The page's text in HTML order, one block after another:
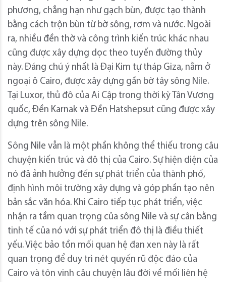
phương, chẳng hạn như gạch bùn, được tạo thành
bằng cách trộn bùn từ bờ sông, rơm và nước. Ngoài
ra, nhiều đền thờ và công trình kiến ​​trúc khác nhau
cũng được xây dựng dọc theo tuyến đường thủy
này. Đáng chú ý nhất là Đại Kim tự tháp Giza, nằm ở
ngoại ô Cairo, được xây dựng gần bờ tây sông Nile.
Tại Luxor, thủ đô của Ai Cập trong thời kỳ Tân Vương
quốc, Đền Karnak và Đền Hatshepsut cũng được xây
dựng trên sông Nile.
Sông Nile vẫn là một phần không thể thiếu trong câu
chuyện kiến ​​trúc và đô thị của Cairo. Sự hiện diện của
nó đã ảnh hưởng đến sự phát triển của thành phố,
định hình môi trường xây dựng và góp phần tạo nên
bản sắc văn hóa. Khi Cairo tiếp tục phát triển, việc
nhận ra tầm quan trọng của sông Nile và sự cân bằng
tinh tế của nó với sự phát triển đô thị là điều thiết
yếu. Việc bảo tồn mối quan hệ đan xen này là rất
quan trọng để duy trì nét quyến rũ độc đáo của
Cairo và tôn vinh câu chuyện lâu đời về mối liên hệ